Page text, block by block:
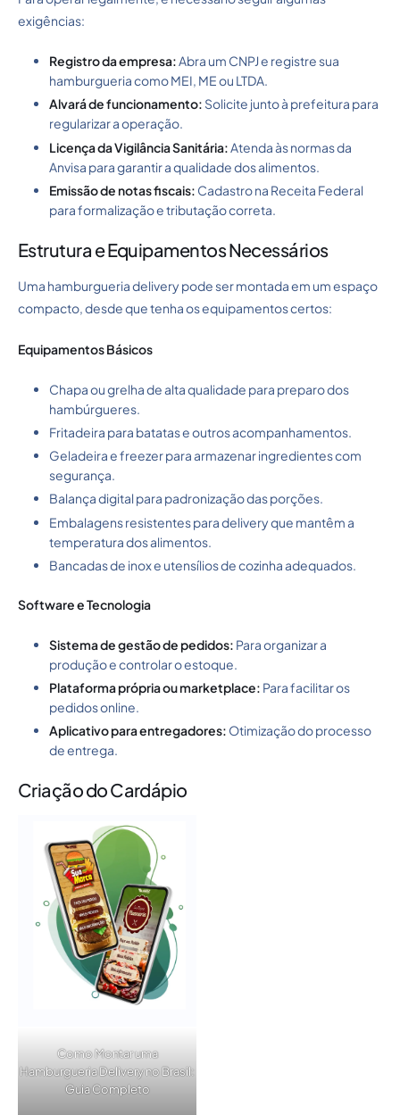
exigências:
Registro da empresa:Abra um CNPJ e registre sua
hamburgueria como MEI, ME ou LTDA.
Alvará de funcionamento: Solicite junto à prefeitura para
regularizar a operação.
Licença da Vigilância Sanitária:Atenda às normas da
Anvisa para garantir a qualidade dos alimentos.
Emissão de notas fiscais: Cadastro na Receita Federal
para formalização e tributação correta.
Estrutura e Equipamentos Necessários
Uma hamburgueria delivery pode ser montada em um espaço
compacto, desde que tenha os equipamentos certos:
Equipamentos Básicos
Chapa ou grelha de alta qualidade para preparo dos
hambúrgueres.
Fritadeira para batatas e outros acompanhamentos.
Geladeira e freezer para armazenar ingredientes com
segurança.
Balança digital para padronização das porções.
Embalagens resistentes para delivery que mantêm a
temperatura dos alimentos.
Bancadas de inox e utensílios de cozinha adequados.
Software e Tecnologia
Sistema de gestão de pedidos: Para organizar a
produção e controlar o estoque.
Plataforma própria ou marketplace: Para facilitar os
pedidos online.
Aplicativo para entregadores: Otimização do processo
de entrega.
Criação do Cardápio
Como Montar uma
Hamburgueria Delivery no Brasil:
Guia Completo